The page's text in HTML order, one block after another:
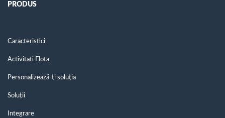
PRODUS
Caracteristici
Activitati Flota
Personalizează-ți soluția
Soluții
Integrare